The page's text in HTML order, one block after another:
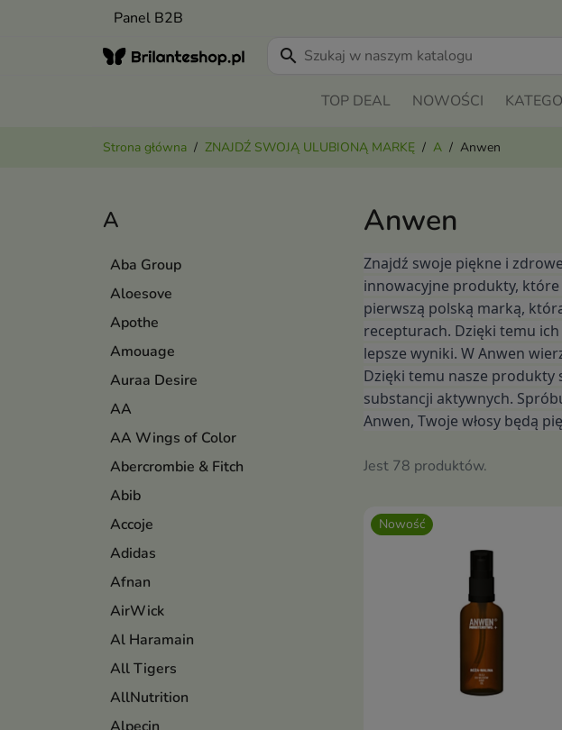
Panel B2B
search
TOP DEAL NOWOŚCI
Strona główna ZNAJDŹ SWOJĄ ULUBIONĄ MARKĘ A Anwen
A
Aba Group
Aloesove
Apothe
Amouage
Auraa Desire
AA
AA Wings of Color
Abercrombie & Fitch
Abib
Accoje
Adidas
Afnan
AirWick
Al Haramain
All Tigers
AllNutrition
Anwen
Znajdź swoje piękne i
innowacyjne produkty, które
pierwszą polską marką,
recepturach. Dzięki temu
lepsze wyniki. W Anwen
Dzięki temu nasze produkty
substancji aktywnych.
Anwen, Twoje włosy będą
Jest 78 produktów.
Nowość